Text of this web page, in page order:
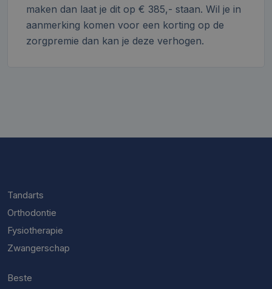
maken dan laat je dit op € 385,- staan. Wil je in
aanmerking komen voor een korting op de
zorgpremie dan kan je deze verhogen.
Tandarts
Orthodontie
Fysiotherapie
Zwangerschap
Beste